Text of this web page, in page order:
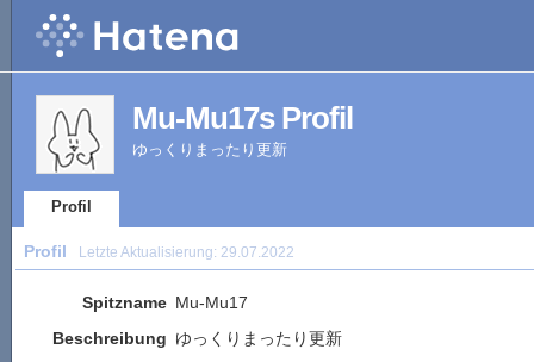
Mu-Mu17s Profil
ゆっくりまったり更新
Profil
Profil Letzte Aktualisierung: 29.07.2022
Spitzname Mu-Mu17
Beschreibung ゆっくりまったり更新